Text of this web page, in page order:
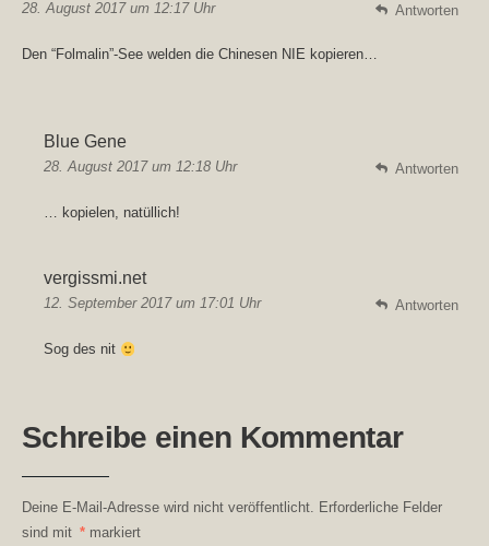
28. August 2017 um 12:17 Uhr
Den “Folmalin”-See welden die Chinesen NIE kopieren…
Antworten
Blue Gene
28. August 2017 um 12:18 Uhr
… kopielen, natüllich!
Antworten
vergissmi.net
12. September 2017 um 17:01 Uhr
Sog des nit
Antworten
Schreibe einen Kommentar
Deine E-Mail-Adresse wird nicht veröffentlicht. Erforderliche Felder
sind mit * markiert